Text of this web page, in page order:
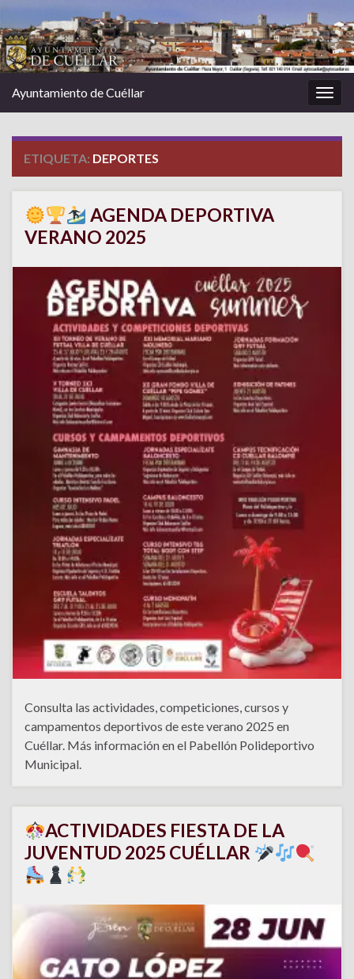
la
Ayuntamiento de Cuéllar
ETIQUETA: DEPORTES
AGENDA DEPORTIVA
VERANO 2025
Consulta las actividades, competiciones, cursos y
campamentos deportivos de este verano 2025 en
Cuéllar. Más información en el Pabellón Polideportivo
Municipal.
ACTIVIDADES FIESTA DE LA
JUVENTUD 2025 CUÉLLAR